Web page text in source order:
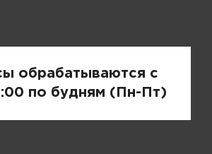
обрабатываются с
по будням (Пн-Пт)